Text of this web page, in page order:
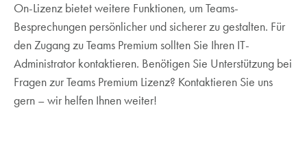
On-Lizenz bietet weitere Funktionen, um Teams-
Besprechungen persönlicher und sicherer zu gestalten. Für
den Zugang zu Teams Premium sollten Sie Ihren IT-
Administrator kontaktieren. Benötigen Sie Unterstützung bei
Fragen zur Teams Premium Lizenz? Kontaktieren Sie uns
gern – wir helfen Ihnen weiter!